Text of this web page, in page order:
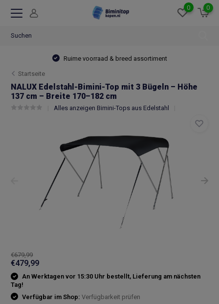
0 0
Ruime voorraad & breed assortiment
Startseite
NALUX Edelstahl-Bimini-Top mit 3 Bügeln – Höhe
137 cm – Breite 170–182 cm
Alles anzeigen Bimini-Tops aus Edelstahl
€679,99
€479,99
An Werktagen vor 15:30 Uhr bestellt, Lieferung am nächsten
Tag!
Verfügbar im Shop:Verfügbarkeit prüfen